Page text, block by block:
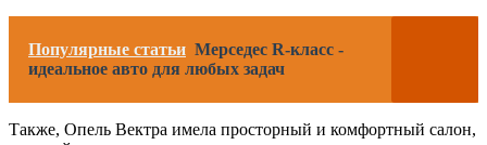
Популярные статьи Мерседес R-класс -
идеальное авто для любых задач
Также, Опель Вектра имела просторный и комфортный салон,